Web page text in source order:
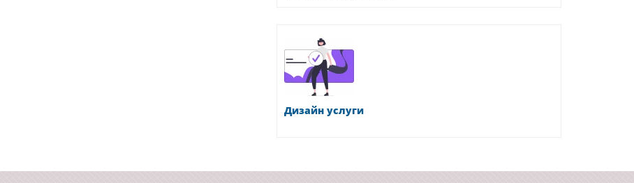
Дизайн услуги